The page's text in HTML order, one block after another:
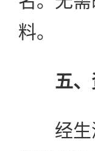
料。
五
经生源